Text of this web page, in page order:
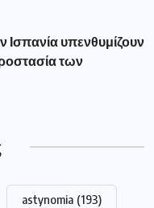
Ισπανία υπενθυμίζουν
των
astynomia (193)